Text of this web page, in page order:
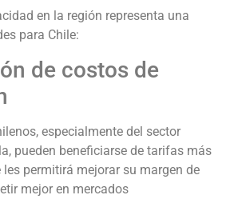
en la región representa una
para Chile:
de costos de
especialmente del sector
pueden beneficiarse de tarifas más
permitirá mejorar su margen de
mejor en mercados